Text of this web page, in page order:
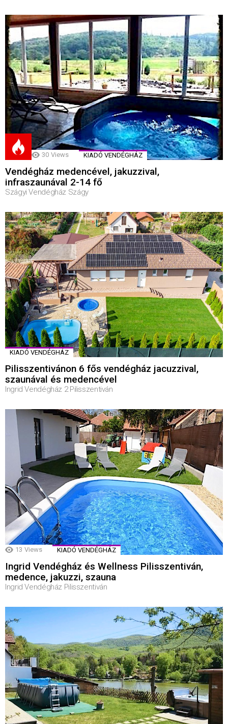
30 Views KIADÓ VENDÉGHÁZ
Vendégház medencével, jakuzzival,
infraszaunával 2-14 fő
Szágyi Vendégház Szágy
KIADÓ VENDÉGHÁZ
Pilisszentivánon 6 fős vendégház jacuzzival,
szaunával és medencével
Ingrid Vendégház 2 Pilisszentiván
13 Views KIADÓ VENDÉGHÁZ
Ingrid Vendégház és Wellness Pilisszentiván,
medence, jakuzzi, szauna
Ingrid Vendégház Pilisszentiván